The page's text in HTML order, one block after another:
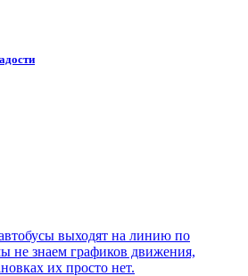
выходят на линию по
не знаем графиков движения,
их просто нет.